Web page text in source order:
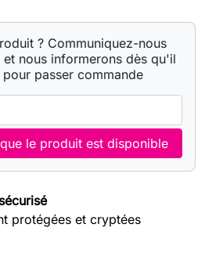
? Communiquez-nous
nous informerons dès qu'il
passer commande
le produit est disponible
protégées et cryptées